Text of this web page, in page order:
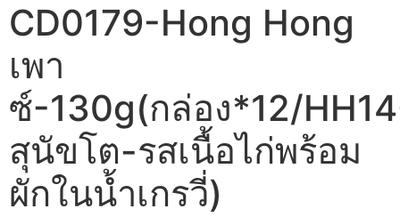
CD0179-Hong Hong
เพา
ซ์-130g(กล่อง*12/
สุนัขโต-รสเนื้อไก่พร้อม
ผักในน้ำเกรวี่)